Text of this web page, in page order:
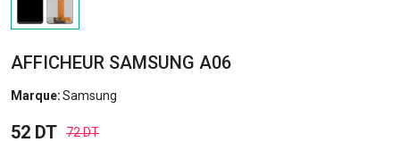
AFFICHEUR SAMSUNG A06
Marque:Samsung
52 DT 72 DT